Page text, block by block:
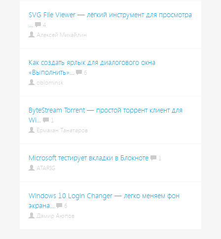
SVG File Viewer — лёгкий инструмент для просмотра
...
4
Алексей Михайлин
Как создать ярлык для диалогового окна
«Выполнить»...
6
oblominsk
ByteStream Torrent — простой торрент клиент для
Wi...
1
Ермахан Танатаров
Microsoft тестирует вкладки в Блокноте
1
ATARIG
Windows 10 Login Changer — легко меняем фон
экрана...
6
Дамир Аюпов